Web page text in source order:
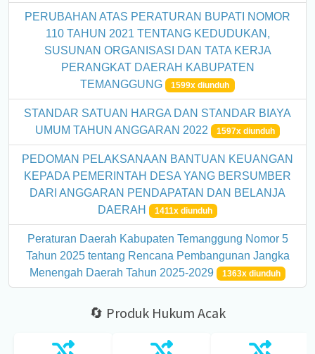
PERUBAHAN ATAS PERATURAN BUPATI NOMOR
110 TAHUN 2021 TENTANG KEDUDUKAN,
SUSUNAN ORGANISASI DAN TATA KERJA
PERANGKAT DAERAH KABUPATEN
TEMANGGUNG 1599x diunduh
STANDAR SATUAN HARGA DAN STANDAR BIAYA
UMUM TAHUN ANGGARAN 2022
1597x diunduh
PEDOMAN PELAKSANAAN BANTUAN KEUANGAN
KEPADA PEMERINTAH DESA YANG BERSUMBER
DARI ANGGARAN PENDAPATAN DAN BELANJA
DAERAH
1411x diunduh
Peraturan Daerah Kabupaten Temanggung Nomor 5
Tahun 2025 tentang Rencana Pembangunan Jangka
Menengah Daerah Tahun 2025-2029
1363x diunduh
🔄 Produk Hukum Acak